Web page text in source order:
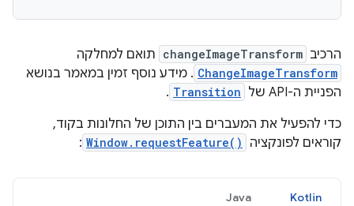
הרכיב changeImageTransform תואם למחלקה
ChangeImageTransform . מידע נוסף זמין במאמר בנושא
הפניית ה-API של
Transition
.
כדי להפעיל את המעברים בין התוכן של החלונות בקוד,
קוראים לפונקציה
Window.requestFeature()
:
Kotlin
Java